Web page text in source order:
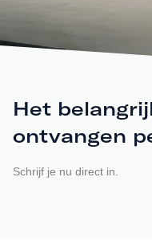
Het
ontvangen
Schrijf je nu direct in.